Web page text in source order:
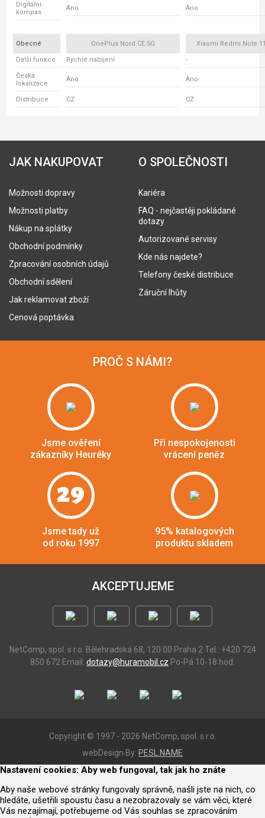
Digitální
kompas
Ano Ano
Obecné OnePlus Nord CE 5G Xiaomi Redmi Note
Další funkce Rychlé nabíjení -
Česká
lokalizace
Ano Ano
Distribuce CZ CZ
JAK NAKUPOVAT
Možnosti dopravy
Možnosti platby
Nákup na splátky
Obchodní podmínky
Zpracování osobních údajů
Obchodní sdělení
Jak reklamovat zboží
Cenová poptávka
O SPOLEČNOSTI
Kariéra
FAQ - nejčastěji pokládané
dotazy
Autorizované servisy
Kde nás najdete?
Telefony české distribuce
Záruční lhůty
PROČ S NÁMI?
Jsme ověření
zákazníky Heuréky
Při nespokojenosti
vrácení peněz
29
Jsme tady už
od roku 1997
95% katalogových
produktu skladem
AKCEPTUJEME
NetComp, spol. s r.o. Bělehradská 68, 120 00 Praha 2 Tel.: +420 724
850 672 Email: dotazy@huramobil.cz Po-Pá 10-18 hod.
Copyright © 1997 - 2026 NetComp, spol. s r.o.
webDesign By: PESL.NAME
Nastavení cookies: Aby web fungoval, tak jak ho znáte
Aby naše webové stránky fungovaly správně, našli jste na nich, co
hledáte, ušetřili spoustu času a nezobrazovaly se vám věci, které
Vás nezajímají, potřebujeme od Vás souhlas se zpracováním